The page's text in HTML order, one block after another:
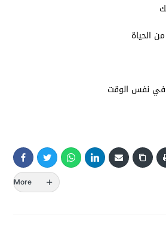
الحياة
في نفس الوقت
More